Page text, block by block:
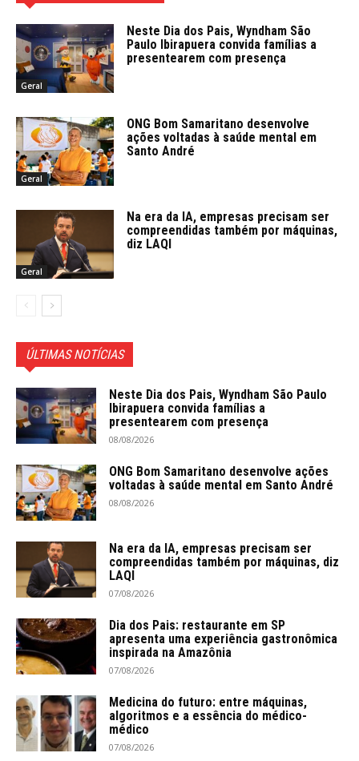
Geral
Neste Dia dos Pais, Wyndham São
Paulo Ibirapuera convida famílias a
presentearem com presença
Geral
ONG Bom Samaritano desenvolve
ações voltadas à saúde mental em
Santo André
Geral
Na era da IA, empresas precisam ser
compreendidas também por máquinas,
diz LAQI
ÚLTIMAS NOTÍCIAS
Neste Dia dos Pais, Wyndham São Paulo
Ibirapuera convida famílias a
presentearem com presença
08/08/2026
ONG Bom Samaritano desenvolve ações
voltadas à saúde mental em Santo André
08/08/2026
Na era da IA, empresas precisam ser
compreendidas também por máquinas, diz
LAQI
07/08/2026
Dia dos Pais: restaurante em SP
apresenta uma experiência gastronômica
inspirada na Amazônia
07/08/2026
Medicina do futuro: entre máquinas,
algoritmos e a essência do médico-
médico
07/08/2026